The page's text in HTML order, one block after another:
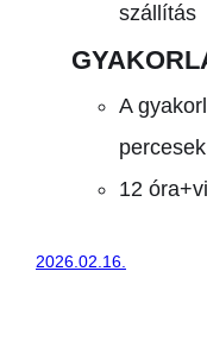
szállítás
A
12
2026.02.16.